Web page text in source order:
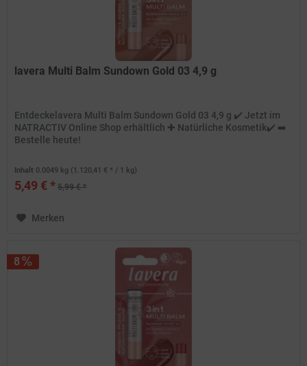
lavera Multi Balm Sundown Gold 03 4,9 g
Entdeckelavera Multi Balm Sundown Gold 03 4,9 g ✔️ Jetzt im
NATRACTIV Online Shop erhältlich ✚ Natürliche Kosmetik✔️ ➡️
Bestelle heute!
Inhalt 0.0049 kg (1.120,41 € * / 1 kg)
5,49 € * 5,99 € *
Merken
8